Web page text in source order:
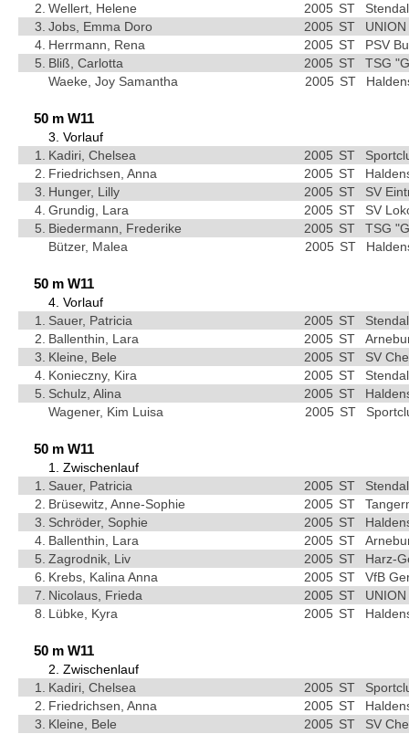
2. Wellert, Helene 2005 ST
3. Jobs, Emma Doro 2005 ST
4. Herrmann, Rena 2005 ST
PSV
5. Bliß, Carlotta 2005 ST
TSG
Waeke, Joy Samantha
2005 ST
50 m W11
3. Vorlauf
1.
Kadiri, Chelsea 2005 ST
2. Friedrichsen, Anna 2005 ST
3. Hunger, Lilly 2005 ST
SV
4. Grundig, Lara 2005 ST
SV
5. Biedermann, Frederike 2005 ST
TSG
Bützer, Malea
2005 ST
50 m W11
4. Vorlauf
1.
Sauer, Patricia 2005 ST
2. Ballenthin, Lara 2005 ST
3. Kleine, Bele 2005 ST
SV
4. Konieczny, Kira 2005 ST
5. Schulz, Alina 2005 ST
Wagener, Kim Luisa
2005 ST
50 m W11
1. Zwischenlauf
1.
Sauer, Patricia 2005 ST
2. Brüsewitz, Anne-Sophie 2005 ST
3. Schröder, Sophie 2005 ST
4. Ballenthin, Lara 2005 ST
5. Zagrodnik, Liv 2005 ST
Harz-
6. Krebs, Kalina Anna 2005 ST
VfB
7. Nicolaus, Frieda 2005 ST
8. Lübke, Kyra 2005 ST
50 m W11
2. Zwischenlauf
1.
Kadiri, Chelsea 2005 ST
2. Friedrichsen, Anna 2005 ST
3. Kleine, Bele 2005 ST
SV